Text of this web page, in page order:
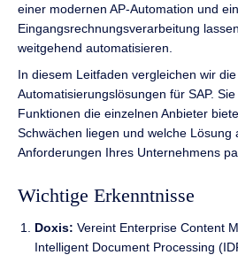
einer modernen AP-Automation und
Eingangsrechnungsverarbeitung
weitgehend automatisieren.
In diesem Leitfaden vergleichen wir
Automatisierungslösungen für SAP.
Funktionen die einzelnen Anbieter
Schwächen liegen und welche Lösung
Anforderungen Ihres Unternehmens
Wichtige Erkenntnisse
Doxis: Vereint Enterprise Content
Intelligent Document Processing